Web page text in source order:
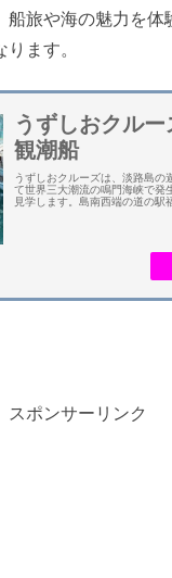
船旅や海の魅力を体
ます。
うずしおクル
観潮船
うずしおクルーズは、淡路島の
て世界三大潮流の鳴門海峡で発
見学します。島南西端の道の駅
スポンサーリンク